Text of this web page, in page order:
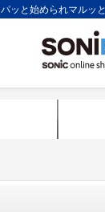
ッと始められマルッ